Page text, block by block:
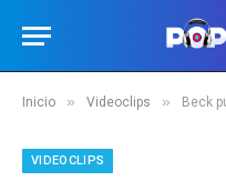
Inicio » Videoclips » Beck
VIDEOCLIPS